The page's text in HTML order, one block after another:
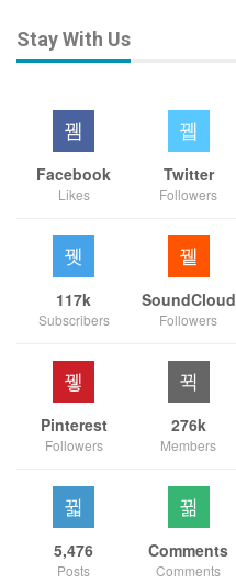
Stay With Us
Facebook
Likes
Twitter
Followers
117k
Subscribers
SoundCloud
Followers
Pinterest
Followers
276k
Members
5,476
Posts
Comments
Comments